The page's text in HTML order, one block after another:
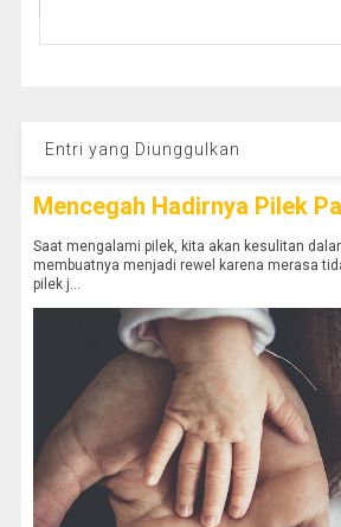
Entri yang Diunggulkan
Mencegah Hadirnya Pilek
Saat mengalami pilek, kita akan kesulitan
membuatnya menjadi rewel karena merasa
pilek j...